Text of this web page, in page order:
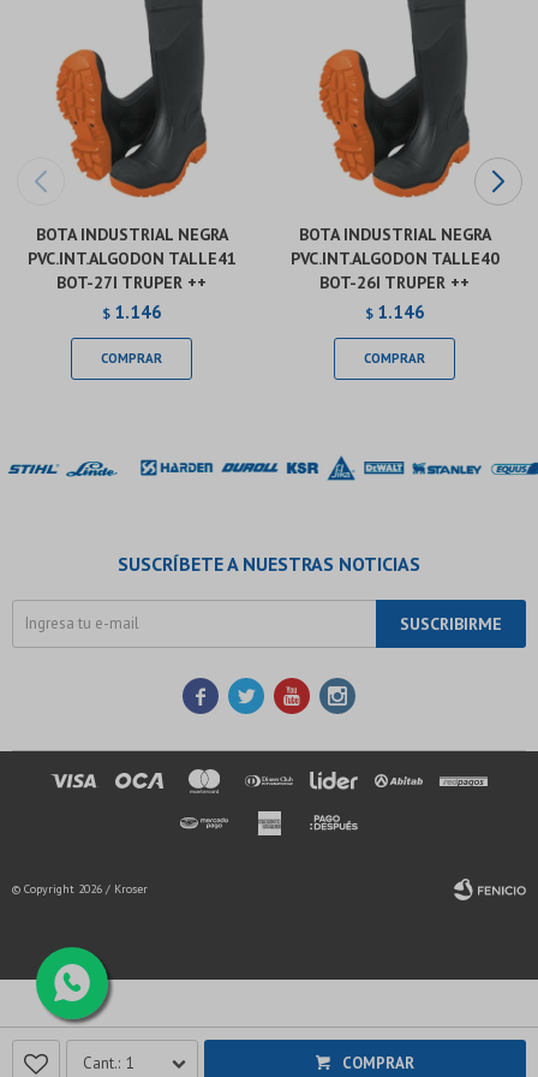
1 COMPRAR
BOTA INDUSTRIAL NEGRA
PVC.INT.ALGODON TALLE41
BOT-27I TRUPER ++
$ 1.146
BOTA INDUSTRIAL NEGRA
PVC.INT.ALGODON TALLE40
BOT-26I TRUPER ++
$ 1.146
SUSCRÍBETE A NUESTRAS NOTICIAS
SUSCRIBIRME
   
© Copyright 2026 / Kroser